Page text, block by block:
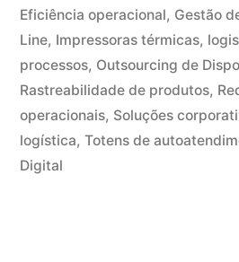
Eficiência operacional, Gestão
Line, Impressoras térmicas,
processos, Outsourcing de
Rastreabilidade de produtos,
operacionais, Soluções
logística, Totens de
Digital